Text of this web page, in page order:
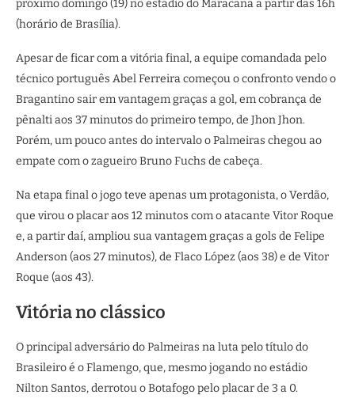
próximo domingo (19) no estádio do Maracanã a partir das 16h
(horário de Brasília).
Apesar de ficar com a vitória final, a equipe comandada pelo
técnico português Abel Ferreira começou o confronto vendo o
Bragantino sair em vantagem graças a gol, em cobrança de
pênalti aos 37 minutos do primeiro tempo, de Jhon Jhon.
Porém, um pouco antes do intervalo o Palmeiras chegou ao
empate com o zagueiro Bruno Fuchs de cabeça.
Na etapa final o jogo teve apenas um protagonista, o Verdão,
que virou o placar aos 12 minutos com o atacante Vitor Roque
e, a partir daí, ampliou sua vantagem graças a gols de Felipe
Anderson (aos 27 minutos), de Flaco López (aos 38) e de Vitor
Roque (aos 43).
Vitória no clássico
O principal adversário do Palmeiras na luta pelo título do
Brasileiro é o Flamengo, que, mesmo jogando no estádio
Nilton Santos, derrotou o Botafogo pelo placar de 3 a 0.